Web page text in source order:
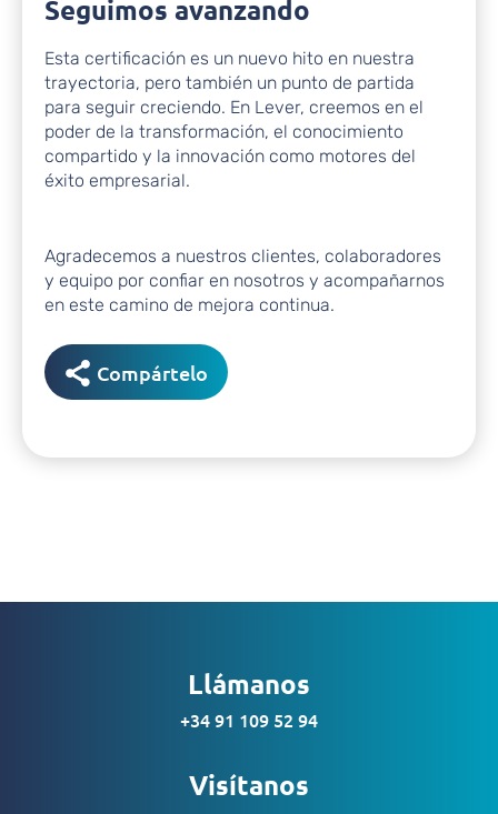
Seguimos avanzando
Esta certificación es un nuevo hito en nuestra
trayectoria, pero también un punto de partida
para seguir creciendo. En Lever, creemos en el
poder de la transformación, el conocimiento
compartido y la innovación como motores del
éxito empresarial.
Agradecemos a nuestros clientes, colaboradores
y equipo por confiar en nosotros y acompañarnos
en este camino de mejora continua.
Compártelo
Llámanos
+34 91 109 52 94
Visítanos